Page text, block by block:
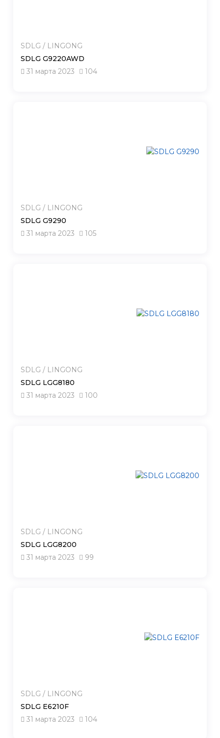
SDLG / LINGONG
SDLG G9220AWD
31 марта 2023
104
SDLG / LINGONG
SDLG G9290
31 марта 2023
105
SDLG / LINGONG
SDLG LGG8180
31 марта 2023
100
SDLG / LINGONG
SDLG LGG8200
31 марта 2023
99
SDLG / LINGONG
SDLG E6210F
31 марта 2023
104